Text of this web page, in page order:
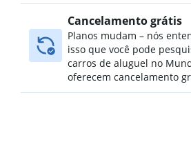
Cancelamento grátis
Planos mudam – nós
isso que você pode
carros de aluguel no
oferecem cancelamento